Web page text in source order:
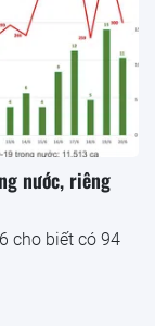
nước, riêng
cho biết có 94